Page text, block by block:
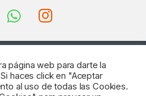
página web para darte la
haces click en "Aceptar
al uso de todas las Cookies.